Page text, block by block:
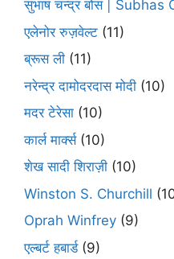
सुभाष चन्द्र बोस |
एलेनोर रुज़वेल्ट (11)
ब्रूस ली (11)
नरेन्द्र दामोदरदास मोदी (10)
मदर टेरेसा (10)
कार्ल मार्क्स(10)
शेख सादी शिराज़ी (10)
Winston S. Churchill
Oprah Winfrey (9)
एल्बर्ट हबार्ड(9)